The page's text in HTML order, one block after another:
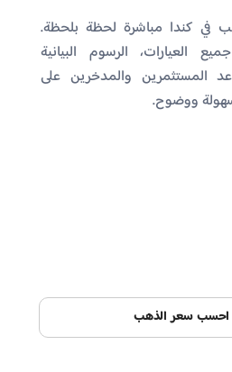
في كندا مباشرة لحظة بلحظة.
العيارات، الرسوم البيانية
المستثمرين والمدخرين على
ووضوح.
احسب سعر الذهب